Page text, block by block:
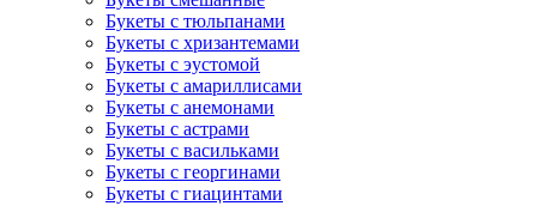
Букеты с тюльпанами
Букеты с хризантемами
Букеты с эустомой
Букеты с амариллисами
Букеты с анемонами
Букеты с астрами
Букеты с васильками
Букеты с георгинами
Букеты с гиацинтами